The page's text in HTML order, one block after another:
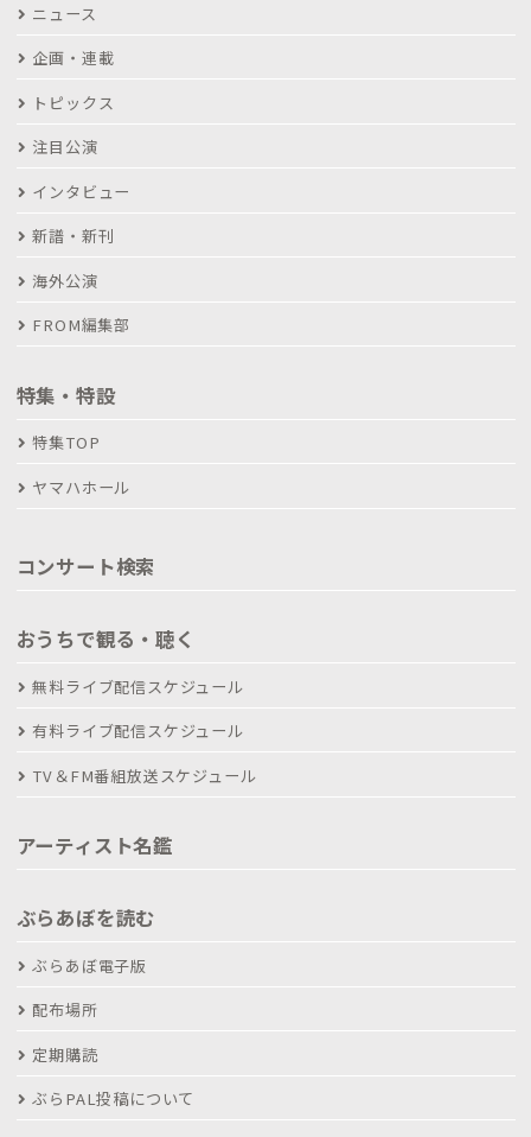
ニュース
企画・連載
トピックス
注目公演
インタビュー
新譜・新刊
海外公演
FROM編集部
特集・特設
特集TOP
ヤマハホール
コンサート検索
おうちで観る・聴く
無料ライブ配信スケジュール
有料ライブ配信スケジュール
TV＆FM番組放送スケジュール
アーティスト名鑑
ぶらあぼを読む
ぶらあぼ電子版
配布場所
定期購読
ぶらPAL投稿について